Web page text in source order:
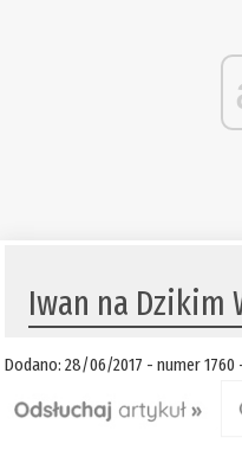
Iwan na Dzikim
Dodano: 28/06/2017 - numer 1760